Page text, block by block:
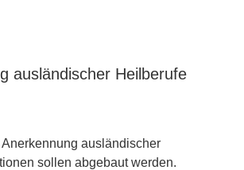
ausländischer Heilberufe
ausländischer
sollen abgebaut werden.